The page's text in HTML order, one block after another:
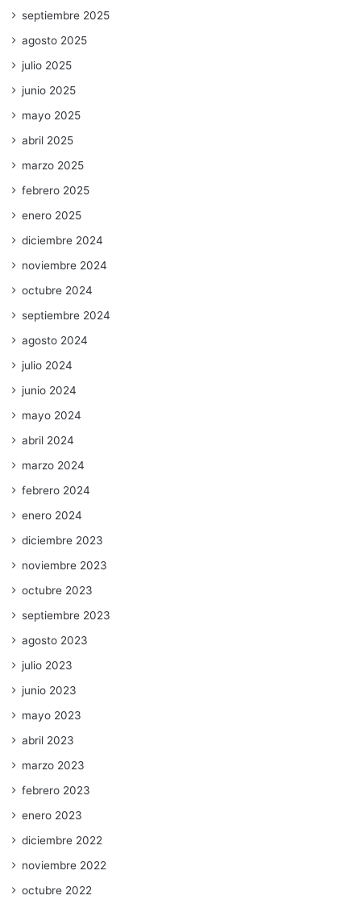
septiembre 2025
agosto 2025
julio 2025
junio 2025
mayo 2025
abril 2025
marzo 2025
febrero 2025
enero 2025
diciembre 2024
noviembre 2024
octubre 2024
septiembre 2024
agosto 2024
julio 2024
junio 2024
mayo 2024
abril 2024
marzo 2024
febrero 2024
enero 2024
diciembre 2023
noviembre 2023
octubre 2023
septiembre 2023
agosto 2023
julio 2023
junio 2023
mayo 2023
abril 2023
marzo 2023
febrero 2023
enero 2023
diciembre 2022
noviembre 2022
octubre 2022